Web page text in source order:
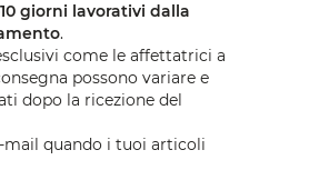
giorni lavorativi dalla
.
come le affettatrici a
possono variare e
dopo la ricezione del
mail quando i tuoi articoli